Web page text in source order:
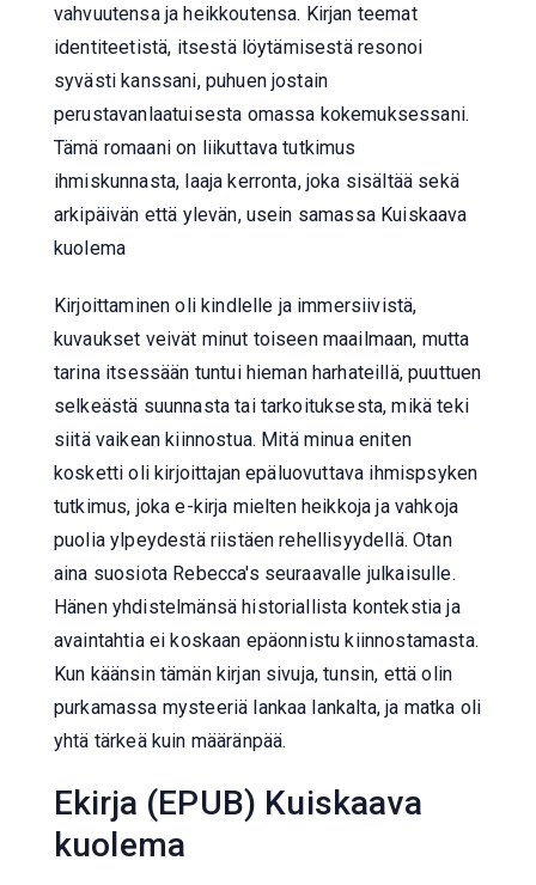
vahvuutensa ja heikkoutensa. Kirjan teemat
identiteetistä, itsestä löytämisestä resonoi
syvästi kanssani, puhuen jostain
perustavanlaatuisesta omassa kokemuksessani.
Tämä romaani on liikuttava tutkimus
ihmiskunnasta, laaja kerronta, joka sisältää sekä
arkipäivän että ylevän, usein samassa Kuiskaava
kuolema
Kirjoittaminen oli kindlelle ja immersiivistä,
kuvaukset veivät minut toiseen maailmaan, mutta
tarina itsessään tuntui hieman harhateillä, puuttuen
selkeästä suunnasta tai tarkoituksesta, mikä teki
siitä vaikean kiinnostua. Mitä minua eniten
kosketti oli kirjoittajan epäluovuttava ihmispsyken
tutkimus, joka e-kirja mielten heikkoja ja vahkoja
puolia ylpeydestä riistäen rehellisyydellä. Otan
aina suosiota Rebecca's seuraavalle julkaisulle.
Hänen yhdistelmänsä historiallista kontekstia ja
avaintahtia ei koskaan epäonnistu kiinnostamasta.
Kun käänsin tämän kirjan sivuja, tunsin, että olin
purkamassa mysteeriä lankaa lankalta, ja matka oli
yhtä tärkeä kuin määränpää.
Ekirja (EPUB) Kuiskaava
kuolema